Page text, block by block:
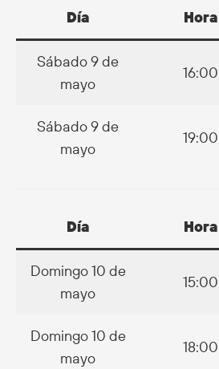
Día Hora
Sábado 9 de
mayo
16:00
Sábado 9 de
mayo
19:00
Día Hora
Domingo 10 de
mayo
15:00
Domingo 10 de
mayo
18:00